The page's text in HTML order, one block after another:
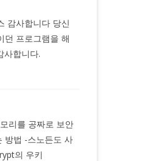
감사합니다 당신
던 프로그램을 해
사합니다.
리를 공짜로 보안
방법 -스노든도 사
의 우키